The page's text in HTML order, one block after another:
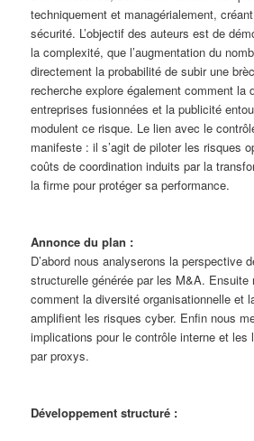
techniquement et managérialement,
sécurité. L’objectif des auteurs est de
la complexité, que l’augmentation du
directement la probabilité de subir une
recherche explore également comment la
entreprises fusionnées et la publicité
modulent ce risque. Le lien avec le
manifeste : il s’agit de piloter les risques
coûts de coordination induits par la
la firme pour protéger sa performance.
Annonce du plan :
D’abord nous analyserons la perspective
structurelle générée par les M&A. Ensuite
comment la diversité organisationnelle et
amplifient les risques cyber. Enfin nous
implications pour le contrôle interne et les
par proxys.
Développement structuré :